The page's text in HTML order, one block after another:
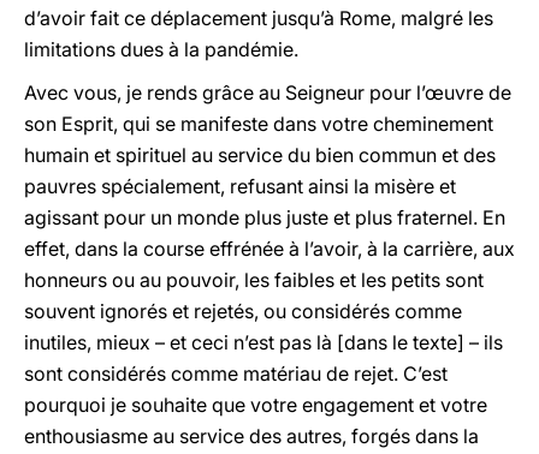
d’avoir fait ce déplacement jusqu’à Rome, malgré les
limitations dues à la pandémie.
Avec vous, je rends grâce au Seigneur pour l’œuvre de
son Esprit, qui se manifeste dans votre cheminement
humain et spirituel au service du bien commun et des
pauvres spécialement, refusant ainsi la misère et
agissant pour un monde plus juste et plus fraternel. En
effet, dans la course effrénée à l’avoir, à la carrière, aux
honneurs ou au pouvoir, les faibles et les petits sont
souvent ignorés et rejetés, ou considérés comme
inutiles, mieux – et ceci n’est pas là [dans le texte] – ils
sont considérés comme matériau de rejet. C’est
pourquoi je souhaite que votre engagement et votre
enthousiasme au service des autres, forgés dans la